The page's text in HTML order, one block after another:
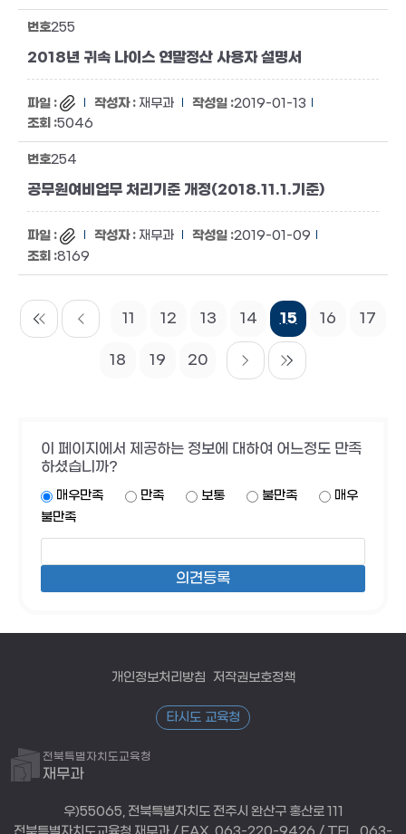
255
2018년 귀속 나이스 연말정산 사용자 설명서
재무과
2019-01-13
5046
254
공무원여비업무 처리기준 개정(2018.11.1.기준)
재무과
2019-01-09
8169
11 12 13 14 15 16 17
18 19 20
이 페이지에서 제공하는 정보에 대하여 어느정도 만족
하셨습니까?
매우만족 만족 보통 불만족
매우
불만족
개인정보처리방침 저작권보호정책
타시도 교육청
전북특별자치도교육청
재무과
우)55065, 전북특별자치도 전주시 완산구 홍산로 111